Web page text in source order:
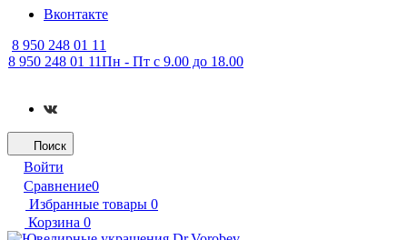
Вконтакте
8 950 248 01 11
8 950 248 01 11Пн - Пт с 9.00 до 18.00
Поиск
Войти
Сравнение0
Избранные товары 0
Корзина 0